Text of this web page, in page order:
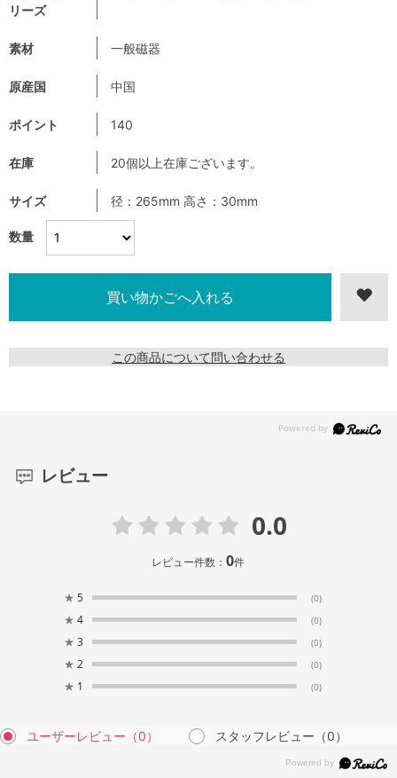
数量
リーズ
素材 一般磁器
原産国 中国
ポイント 140
在庫 20個以上在庫ございます。
サイズ 径：265mm 高さ：30mm
この商品について問い合わせる
レビュー
0.0
レビュー件数：0件
★ 5 (0)
★ 4 (0)
★ 3 (0)
★ 2 (0)
★ 1 (0)
ユーザーレビュー （0） スタッフレビュー （0）